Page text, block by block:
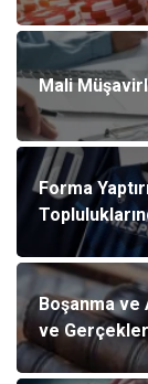
Mali
Forma
Boşanma ve
ve Gerçekler